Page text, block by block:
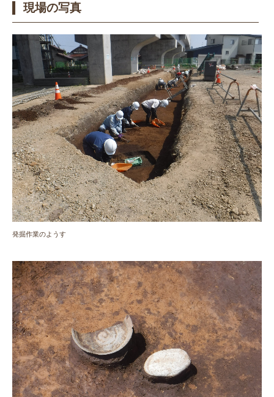
現場の写真
発掘作業のようす